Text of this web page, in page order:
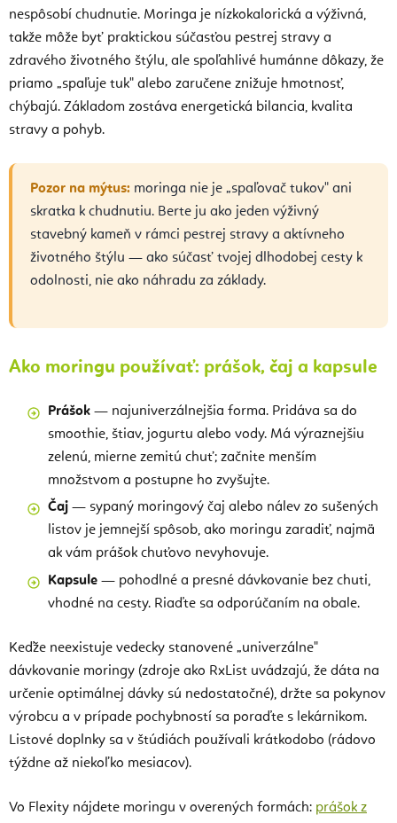
nespôsobí chudnutie. Moringa je nízkokalorická a výživná,
takže môže byť praktickou súčasťou pestrej stravy a
zdravého životného štýlu, ale spoľahlivé humánne dôkazy, že
priamo „spaľuje tuk" alebo zaručene znižuje hmotnosť,
chýbajú. Základom zostáva energetická bilancia, kvalita
stravy a pohyb.
Pozor na mýtus: moringa nie je „spaľovač tukov" ani
skratka k chudnutiu. Berte ju ako jeden výživný
stavebný kameň v rámci pestrej stravy a aktívneho
životného štýlu — ako súčasť tvojej dlhodobej cesty k
odolnosti, nie ako náhradu za základy.
Ako moringu používať: prášok, čaj a kapsule
Prášok — najuniverzálnejšia forma. Pridáva sa do
smoothie, štiav, jogurtu alebo vody. Má výraznejšiu
zelenú, mierne zemitú chuť; začnite menším
množstvom a postupne ho zvyšujte.
Čaj — sypaný moringový čaj alebo nálev zo sušených
listov je jemnejší spôsob, ako moringu zaradiť, najmä
ak vám prášok chuťovo nevyhovuje.
Kapsule — pohodlné a presné dávkovanie bez chuti,
vhodné na cesty. Riaďte sa odporúčaním na obale.
Keďže neexistuje vedecky stanovené „univerzálne"
dávkovanie moringy (zdroje ako RxList uvádzajú, že dáta na
určenie optimálnej dávky sú nedostatočné), držte sa pokynov
výrobcu a v prípade pochybností sa poraďte s lekárnikom.
Listové doplnky sa v štúdiách používali krátkodobo (rádovo
týždne až niekoľko mesiacov).
Vo Flexity nájdete moringu v overených formách: prášok z